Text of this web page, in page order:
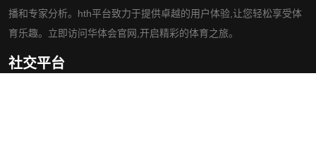
播和专家分析。hth平台致力于提供卓越的用户体验,让您轻松享受体
育乐趣。立即访问华体会官网,开启精彩的体育之旅。
社交平台